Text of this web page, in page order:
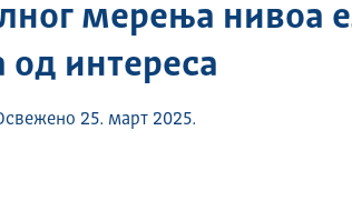
мерења нивоа
интереса
25. март 2025.